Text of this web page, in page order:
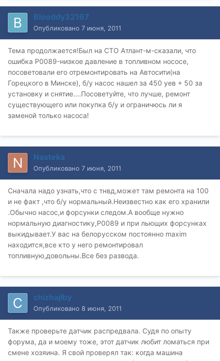
Blooddy32167
Опубликовано 7 июня, 2011
Тема продолжается!Был на СТО Атлант-м-сказали, что
ошибка P0089-низкое давление в топливном нососе,
посоветовали его отремонтировать на Автосити(на
Горецкого в Минске), б/у насос нашел за 450 уев + 50 за
установку и снятие....Посоветуйте, что лучше, ремонт
существующего или покупка б/у и ограничюсь ли я
заменой только насоса!
Nasteka
Опубликовано 7 июня, 2011
Сначала надо узнать,что с тнвд,может там ремонта на 100
и не факт ,что б/у нормальный.Неизвестно как его хранили
.Обычно насос,и форсунки следом.А вообще нужно
нормальную диагностику,Р0089 и при льющих форсунках
выкидывает.У вас на белорусском постоянно maxim
находится,все кто у него ремонтировал
топливную,довольны.Все без развода.
chizhajlby
Опубликовано 8 июня, 2011
Также проверьте датчик распредвала. Судя по опыту
форума, да и моему тоже, этот датчик любит ломаться при
смене хозяина. Я свой проверял так: когда машина